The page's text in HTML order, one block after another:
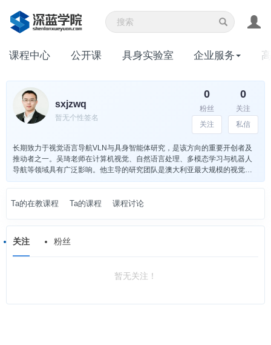
课程中心 公开课 具身实验室 企业服务
sxjzwq
暂无个性签名
0
粉丝
关注
0
关注
私信
长期致力于视觉语言导航VLN与具身智能体研究，是该方向的重要开创者及
推动者之一。吴琦老师在计算机视觉、自然语言处理、多模态学习与机器人
导航等领域具有广泛影响。他主导的研究团队是澳大利亚最大规模的视觉语
言研究团队，研究成果广泛发表于CVPR、ICCV、ECCV、NeurIPS等顶级
Ta的在教课程 Ta的课程 课程讨论
关注 粉丝
暂无关注！